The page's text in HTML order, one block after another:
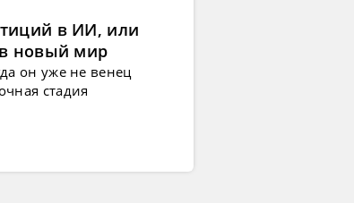
в ИИ, или
новый мир
он уже не венец
стадия